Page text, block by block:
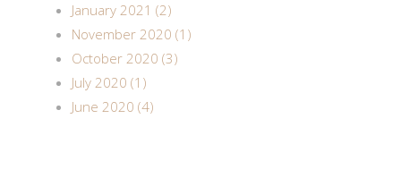
January 2021 (2)
November 2020 (1)
October 2020 (3)
July 2020 (1)
June 2020 (4)